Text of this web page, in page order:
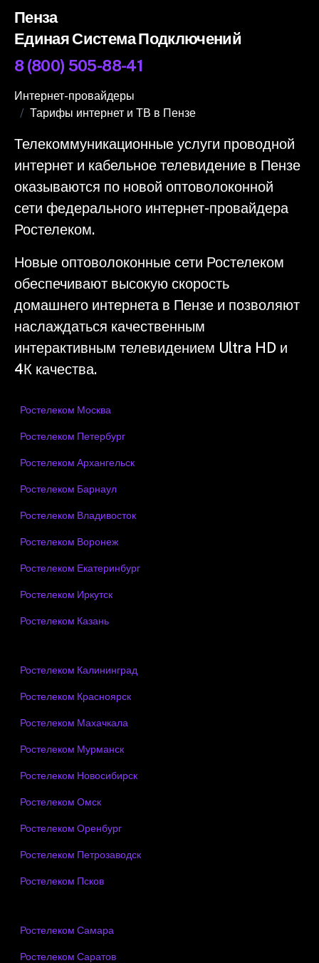
Пенза
Единая Система Подключений
8 (800) 505-88-41
Интернет-провайдеры
Тарифы интернет и ТВ в Пензе
Телекоммуникационные услуги проводной
интернет и кабельное телевидение в Пензе
оказываются по новой оптоволоконной
сети федерального интернет-провайдера
Ростелеком.
Новые оптоволоконные сети Ростелеком
обеспечивают высокую скорость
домашнего интернета в Пензе и позволяют
наслаждаться качественным
интерактивным телевидением Ultra HD и
4К качества.
Ростелеком Москва
Ростелеком Петербург
Ростелеком Архангельск
Ростелеком Барнаул
Ростелеком Владивосток
Ростелеком Воронеж
Ростелеком Екатеринбург
Ростелеком Иркутск
Ростелеком Казань
Ростелеком Калининград
Ростелеком Красноярск
Ростелеком Махачкала
Ростелеком Мурманск
Ростелеком Новосибирск
Ростелеком Омск
Ростелеком Оренбург
Ростелеком Петрозаводск
Ростелеком Псков
Ростелеком Самара
Ростелеком Саратов